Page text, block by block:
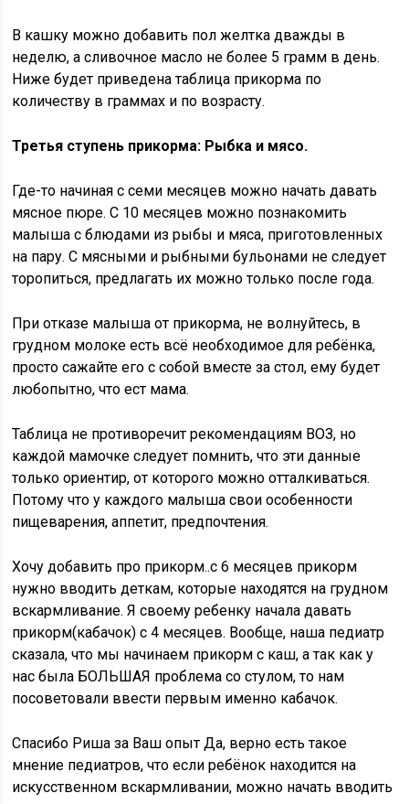
В кашку можно добавить пол желтка дважды в
неделю, а сливочное масло не более 5 грамм в день.
Ниже будет приведена таблица прикорма по
количеству в граммах и по возрасту.
Третья ступень прикорма: Рыбка и мясо.
Где-то начиная с семи месяцев можно начать давать
мясное пюре. С 10 месяцев можно познакомить
малыша с блюдами из рыбы и мяса, приготовленных
на пару. С мясными и рыбными бульонами не следует
торопиться, предлагать их можно только после года.
При отказе малыша от прикорма, не волнуйтесь, в
грудном молоке есть всё необходимое для ребёнка,
просто сажайте его с собой вместе за стол, ему будет
любопытно, что ест мама.
Таблица не противоречит рекомендациям ВОЗ, но
каждой мамочке следует помнить, что эти данные
только ориентир, от которого можно отталкиваться.
Потому что у каждого малыша свои особенности
пищеварения, аппетит, предпочтения.
Хочу добавить про прикорм..с 6 месяцев прикорм
нужно вводить деткам, которые находятся на грудном
вскармливание. Я своему ребенку начала давать
прикорм(кабачок) с 4 месяцев. Вообще, наша педиатр
сказала, что мы начинаем прикорм с каш, а так как у
нас была БОЛЬШАЯ проблема со стулом, то нам
посоветовали ввести первым именно кабачок.
Спасибо Риша за Ваш опыт Да, верно есть такое
мнение педиатров, что если ребёнок находится на
искусственном вскармливании, можно начать вводить